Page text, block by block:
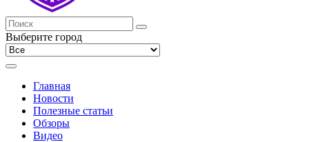
Выберите город
Главная
Новости
Полезные статьи
Обзоры
Видео